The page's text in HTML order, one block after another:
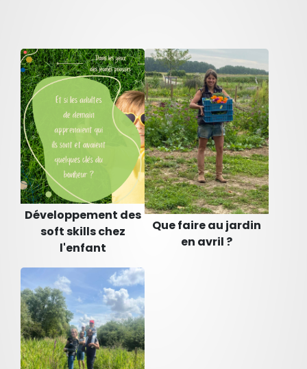
Développement des
soft skills chez
l'enfant
Que faire au jardin
en avril ?